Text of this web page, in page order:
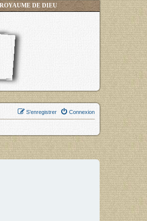
ROYAUME DE DIEU
Connexion
S’enregistrer